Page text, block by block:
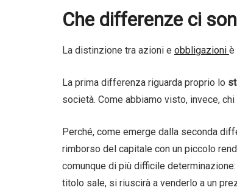
Che differenze ci
La distinzione tra azioni e obbligazioni è
La prima differenza riguarda proprio lo
società. Come abbiamo visto, invece,
Perché, come emerge dalla seconda
rimborso del capitale con un piccolo
comunque di più difficile
titolo sale, si riuscirà a venderlo a un